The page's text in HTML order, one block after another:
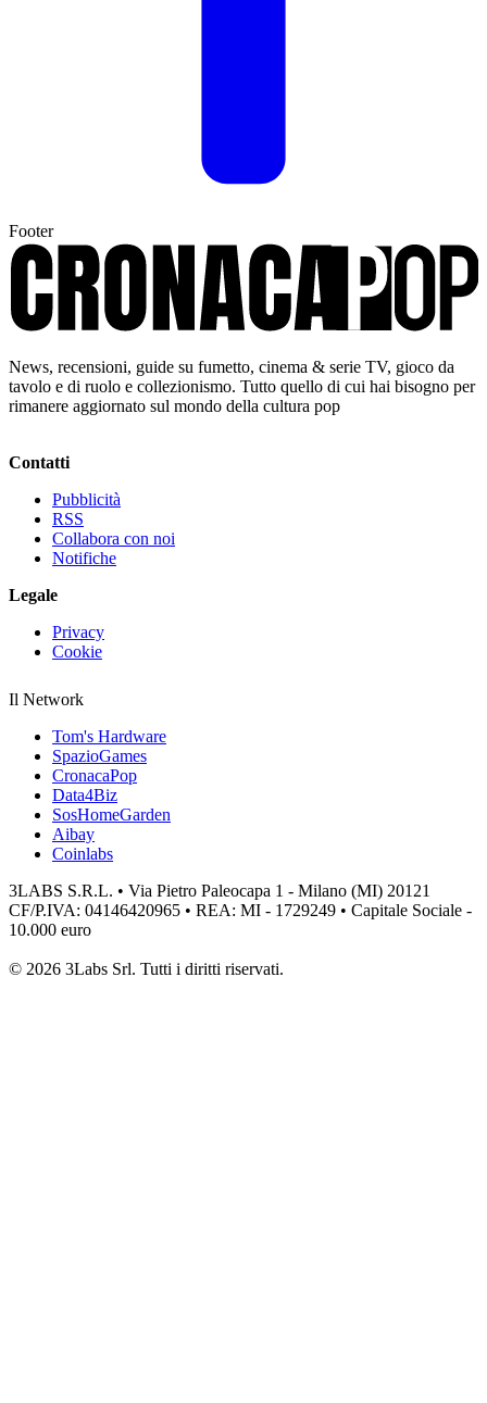
Footer
News, recensioni, guide su fumetto, cinema & serie TV, gioco da
tavolo e di ruolo e collezionismo. Tutto quello di cui hai bisogno per
rimanere aggiornato sul mondo della cultura pop
Contatti
Pubblicità
RSS
Collabora con noi
Notifiche
Legale
Privacy
Cookie
Il Network
Tom's Hardware
SpazioGames
CronacaPop
Data4Biz
SosHomeGarden
Aibay
Coinlabs
3LABS S.R.L. • Via Pietro Paleocapa 1 - Milano (MI) 20121
CF/P.IVA: 04146420965 • REA: MI - 1729249 • Capitale Sociale -
10.000 euro
© 2026 3Labs Srl. Tutti i diritti riservati.